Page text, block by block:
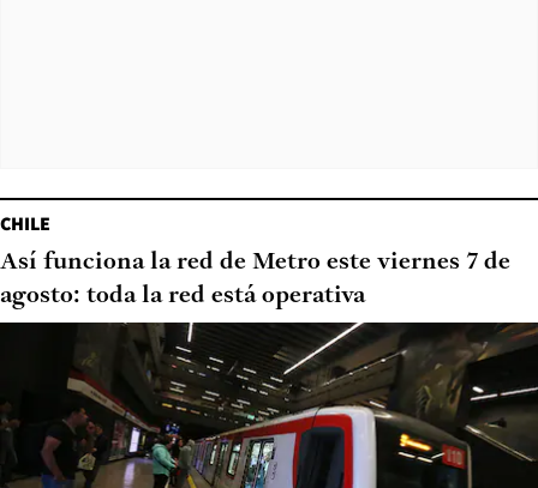
CHILE
Así funciona la red de Metro este viernes 7 de
agosto: toda la red está operativa